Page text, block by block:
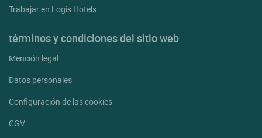
Trabajar en Logis Hotels
términos y condiciones del sitio web
Mención legal
Datos personales
Configuración de las cookies
CGV